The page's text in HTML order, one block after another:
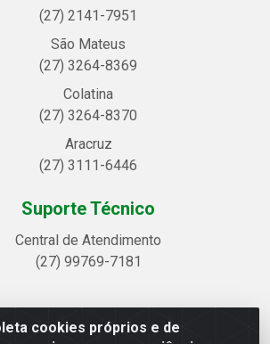
cookies próprios e de
(27) 2141-7951
São Mateus
(27) 3264-8369
Colatina
(27) 3264-8370
Aracruz
(27) 3111-6446
Suporte Técnico
Central de Atendimento
(27) 99769-7181
LTDA - Avenida Alegre, 2521 -